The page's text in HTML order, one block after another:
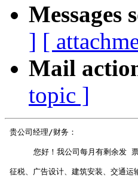
Messages
] [
Mail
topic ]
贵公司经理/财务：
您好！我公司每月有剩余发
征税、广告设计、建筑安装、交通运